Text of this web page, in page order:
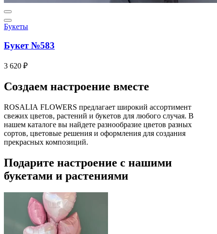
Букеты
Букет №583
3 620 ₽
Создаем настроение вместе
ROSALIA FLOWERS предлагает широкий ассортимент
свежих цветов, растений и букетов для любого случая. В
нашем каталоге вы найдете разнообразие цветов разных
сортов, цветовые решения и оформления для создания
прекрасных композиций.
Подарите настроение с нашими
букетами и растениями